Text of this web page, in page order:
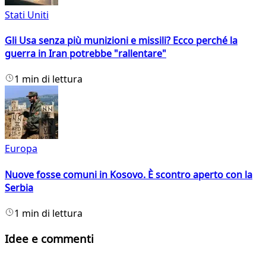
Stati Uniti
Gli Usa senza più munizioni e missili? Ecco perché la
guerra in Iran potrebbe "rallentare"
1 min di lettura
Europa
Nuove fosse comuni in Kosovo. È scontro aperto con la
Serbia
1 min di lettura
Idee e commenti